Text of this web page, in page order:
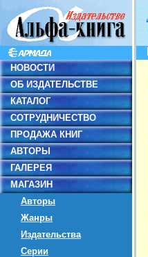
НОВОСТИ
ОБ ИЗДАТЕЛЬСТВЕ
КАТАЛОГ
СОТРУДНИЧЕСТВО
ПРОДАЖА КНИГ
АВТОРЫ
ГАЛЕРЕЯ
МАГАЗИН
Авторы
Жанры
Издательства
Серии